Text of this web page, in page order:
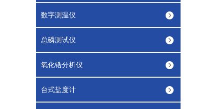
数字测温仪
总磷测试仪
氧化锆分析仪
台式盐度计